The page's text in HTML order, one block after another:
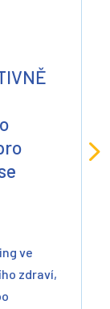
ve
zdraví,